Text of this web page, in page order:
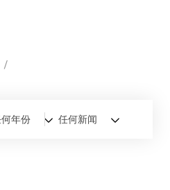
年份 任何新闻